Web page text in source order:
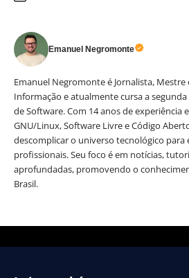
Emanuel Negromonte
Emanuel Negromonte é Jornalista, Mestre
Informação e atualmente cursa a
de Software. Com 14 anos de experiência
GNU/Linux, Software Livre e Código
descomplicar o universo tecnológico para
profissionais. Seu foco é em notícias,
aprofundadas, promovendo o
Brasil.